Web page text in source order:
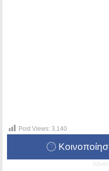
Post Views: 3,140